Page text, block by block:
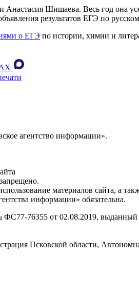
Анастасия Шишаева. Весь год она
результатов ЕГЭ по
о ЕГЭ по истории, химии и
агентство информации».
материалов сайта, а
информации» обязательна.
76355 от 02.08.2019, выданный
Псковской области,